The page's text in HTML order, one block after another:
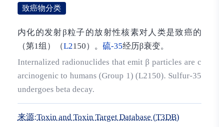
致癌物分类
内化的发射β粒子的放射性核素对人类是致癌的
（第1组）（L2150）。 硫-35经历β衰变。
Internalized radionuclides that emit β particles are c
arcinogenic to humans (Group 1) (L2150). Sulfur-35
undergoes beta decay.
来源:Toxin and Toxin Target Database (T3DB)